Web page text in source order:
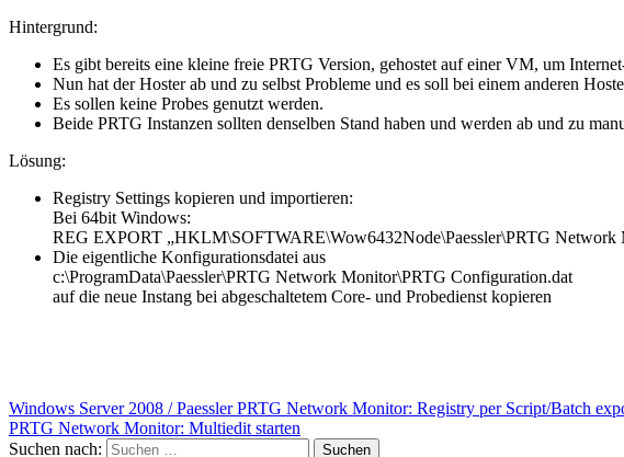
Hintergrund:
Es gibt bereits eine kleine freie PRTG Version, gehostet auf einer VM, um
Nun hat der Hoster ab und zu selbst Probleme und es soll bei einem anderen
Es sollen keine Probes genutzt werden.
Beide PRTG Instanzen sollten denselben Stand haben und werden ab und zu
Lösung:
Registry Settings kopieren und importieren:
Bei 64bit Windows:
REG EXPORT „HKLM\SOFTWARE\Wow6432Node\Paessler\PRTG Network
Die eigentliche Konfigurationsdatei aus
c:\ProgramData\Paessler\PRTG Network Monitor\PRTG Configuration.dat
auf die neue Instang bei abgeschaltetem Core- und Probedienst kopieren
Windows Server 2008 / Paessler PRTG Network Monitor: Registry per Script/Batch
PRTG Network Monitor: Multiedit starten
Suchen nach: